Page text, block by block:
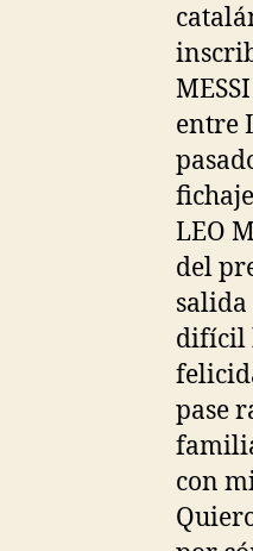
entre
LEO
del
salida
difícil
pase
con